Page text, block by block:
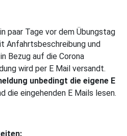
paar Tage vor dem Übungstag
Anfahrtsbeschreibung und
Bezug auf die Corona
wird per E Mail versandt.
unbedingt die eigene E
die eingehenden E Mails lesen.